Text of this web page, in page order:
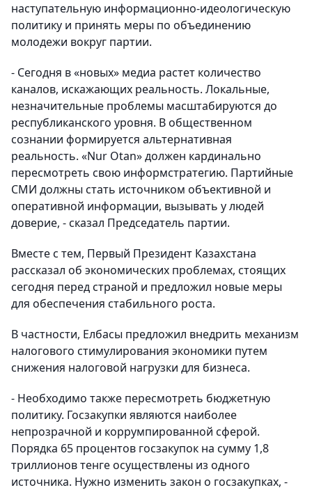
наступательную информационно-идеологическую
политику и принять меры по объединению
молодежи вокруг партии.
- Сегодня в «новых» медиа растет количество
каналов, искажающих реальность. Локальные,
незначительные проблемы масштабируются до
республиканского уровня. В общественном
сознании формируется альтернативная
реальность. «Nur Otan» должен кардинально
пересмотреть свою информстратегию. Партийные
СМИ должны стать источником объективной и
оперативной информации, вызывать у людей
доверие, - сказал Председатель партии.
Вместе с тем, Первый Президент Казахстана
рассказал об экономических проблемах, стоящих
сегодня перед страной и предложил новые меры
для обеспечения стабильного роста.
В частности, Елбасы предложил внедрить механизм
налогового стимулирования экономики путем
снижения налоговой нагрузки для бизнеса.
- Необходимо также пересмотреть бюджетную
политику. Госзакупки являются наиболее
непрозрачной и коррумпированной сферой.
Порядка 65 процентов госзакупок на сумму 1,8
триллионов тенге осуществлены из одного
источника. Нужно изменить закон о госзакупках, -